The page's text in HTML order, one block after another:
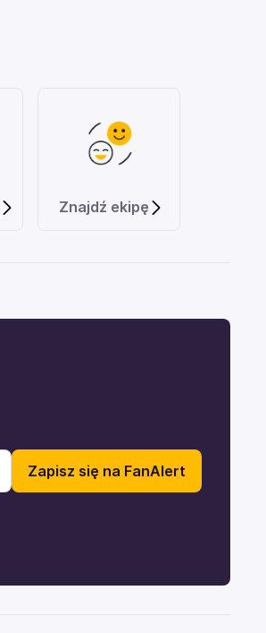
Znajdź ekipę
Zapisz się na FanAlert